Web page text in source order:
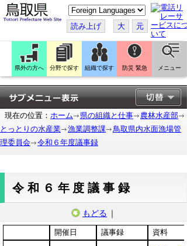
こ
の
ペ
ー
ジ
翻
訳
す
る
読み上げ 大 元
県外の方へ 分野で探す 組織で探す 防災 緊急 メニュー
現在の位置： ホーム 県の組織と仕事
農林水産部
とっとりの水産業
漁業調整課
鳥取県内水面漁場管
理委員会
令和６年度議事録
令和６年度議事録
もどる ｜
開催日 議事録 資料